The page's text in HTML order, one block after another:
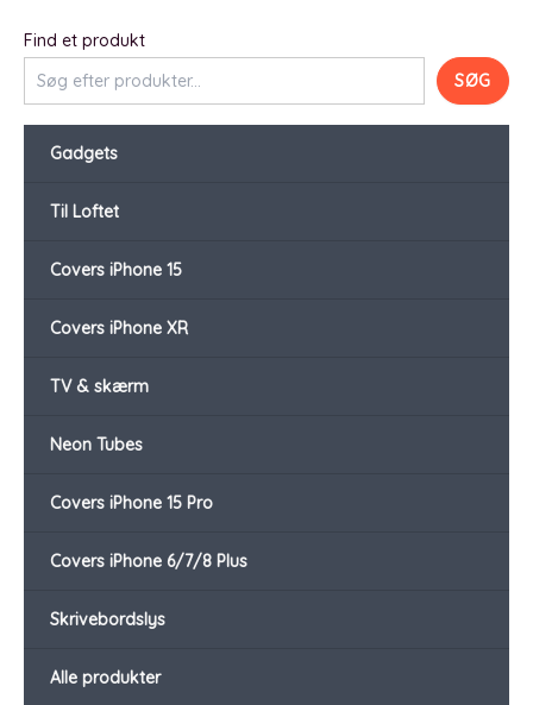
Find et produkt
SØG
Gadgets
Til Loftet
Covers iPhone 15
Covers iPhone XR
TV & skærm
Neon Tubes
Covers iPhone 15 Pro
Covers iPhone 6/7/8 Plus
Skrivebordslys
Alle produkter